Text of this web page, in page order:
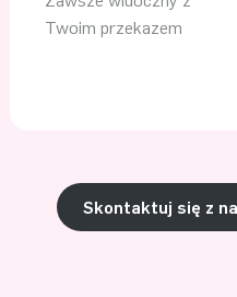
Twoim przekazem
Skontaktuj się z